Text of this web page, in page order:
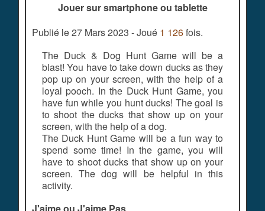
Jouer sur smartphone ou tablette
Publié le 27 Mars 2023 - Joué 1 126fois.
The Duck & Dog Hunt Game will be a
blast! You have to take down ducks as they
pop up on your screen, with the help of a
loyal pooch. In the Duck Hunt Game, you
have fun while you hunt ducks! The goal is
to shoot the ducks that show up on your
screen, with the help of a dog.
The Duck Hunt Game will be a fun way to
spend some time! In the game, you will
have to shoot ducks that show up on your
screen. The dog will be helpful in this
activity.